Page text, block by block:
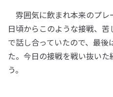
雰囲気に飲まれ本来のプレ
日頃からこのような接戦、
で話し合っていたので、最後
た。今日の接戦を戦い抜い
う。